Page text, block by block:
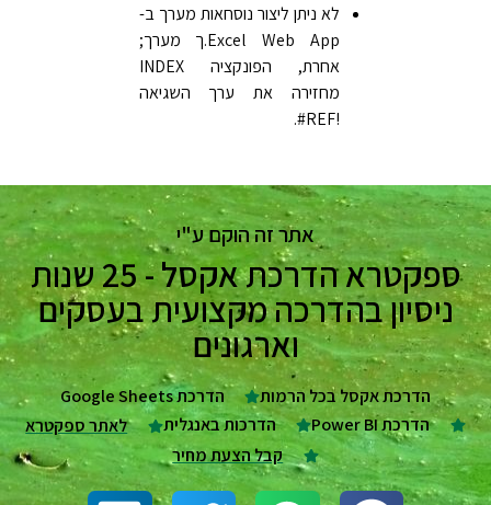
לא ניתן ליצור נוסחאות מערך ב-
Excel Web App‏.ך מערך;
אחרת, הפונקציה INDEX
מחזירה את ערך השגיאה
‎#REF!‎.
אתר זה הוקם ע"י
ספקטרא הדרכת אקסל - 25 שנות
ניסיון בהדרכה מקצועית בעסקים
וארגונים
הדרכת אקסל בכל הרמות
הדרכת Google Sheets
הדרכת Power BI
הדרכות באנגלית
לאתר ספקטרא
קבל הצעת מחיר